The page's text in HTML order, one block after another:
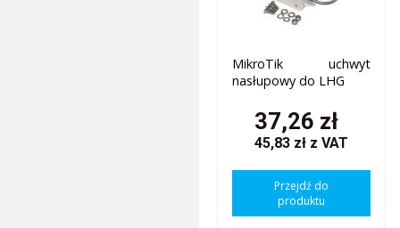
MikroTik uchwyt
nasłupowy do LHG
37,26 zł
45,83 zł z VAT
Przejdź do
produktu